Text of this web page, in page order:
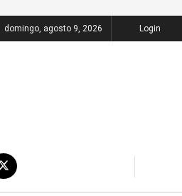
domingo, agosto 9, 2026 Login